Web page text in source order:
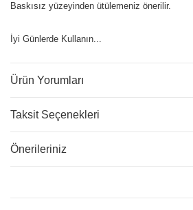
Baskısız yüzeyinden ütülemeniz önerilir.
İyi Günlerde Kullanın...
Ürün Yorumları
Taksit Seçenekleri
Önerileriniz